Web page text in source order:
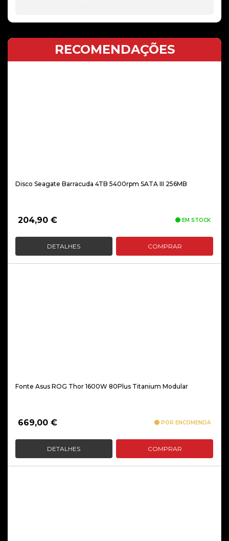
RECOMENDAÇÕES
Disco Seagate Barracuda 4TB 5400rpm SATA III 256MB
204,90 € EM STOCK
DETALHES COMPRAR
Fonte Asus ROG Thor 1600W 80Plus Titanium Modular
669,00 € POR ENCOMENDA
DETALHES COMPRAR